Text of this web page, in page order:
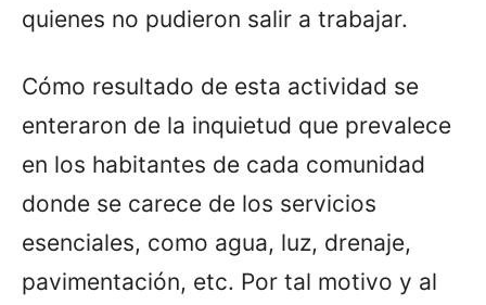
quienes no pudieron salir a trabajar.
Cómo resultado de esta actividad se
enteraron de la inquietud que prevalece
en los habitantes de cada comunidad
donde se carece de los servicios
esenciales, como agua, luz, drenaje,
pavimentación, etc. Por tal motivo y al